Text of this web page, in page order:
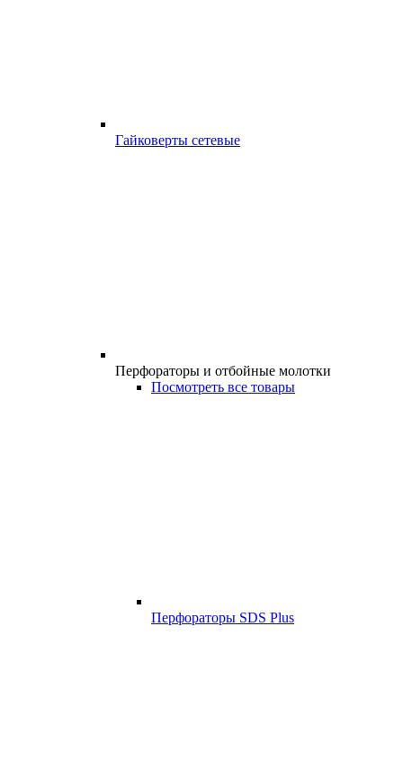
Гайковерты сетевые
Перфораторы и отбойные молотки
Посмотреть все товары
Перфораторы SDS Plus